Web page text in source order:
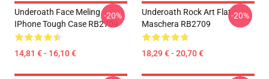
Underoath Face Meling
IPhone Tough Case RB2709
14,81 € - 16,10 €
-20%
Underoath Rock Art Flat
Maschera RB2709
18,29 € - 20,70 €
-20%